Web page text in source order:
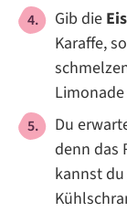
Gib die
Karaffe,
Du
denn das
kannst